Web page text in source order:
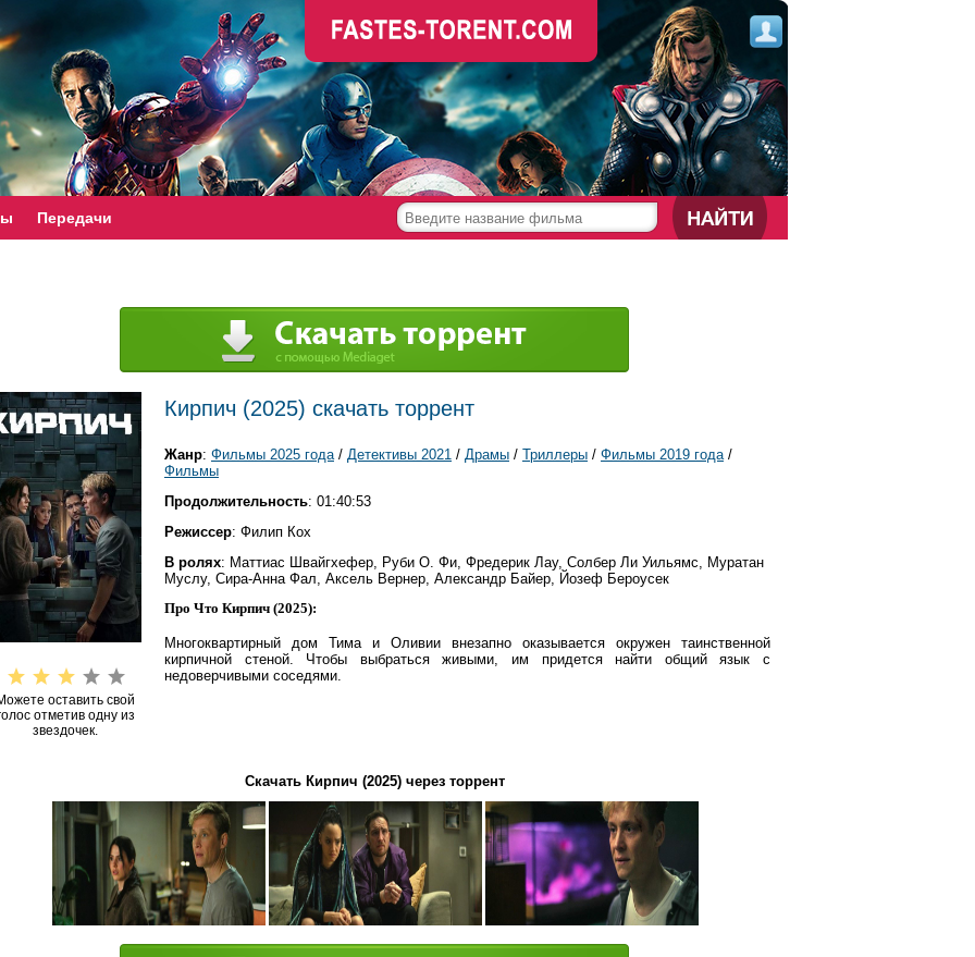
Передачи
оставить свой
отметив одну из
звездочек.
Кирпич (2025) скачать торрент
Жанр: Фильмы 2025 года/ Детективы 2021 / Драмы / Триллеры / Фильмы 2019 года/
Фильмы
Продолжительность: 01:40:53
Режиссер: Филип Кох
В ролях: Маттиас Швайгхефер, Руби О. Фи, Фредерик Лау, Солбер Ли Уильямс, Муратан
Муслу, Сира-Анна Фал, Аксель Вернер, Александр Байер, Йозеф Бероусек
Про Что Кирпич (2025):
Многоквартирный дом Тима и Оливии внезапно оказывается окружен таинственной
кирпичной стеной. Чтобы выбраться живыми, им придется найти общий язык с
недоверчивыми соседями.
Скачать Кирпич (2025) через торрент